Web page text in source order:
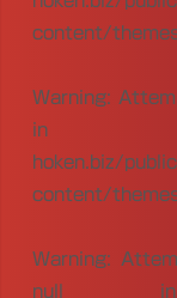
content/
Warning:
hoken.biz/
content/
Warning:
null